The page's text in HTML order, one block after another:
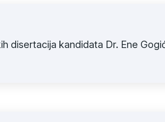
disertacija kandidata Dr. Ene